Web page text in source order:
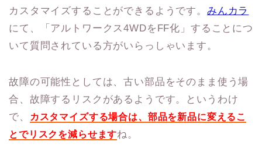
カスタマイズすることができるようです。 みんカラ
にて、「アルトワークス4WDをFF化」することにつ
いて質問されている方がいらっしゃいます。
故障の可能性としては、古い部品をそのまま使う場
合、故障するリスクがあるようです。というわけ
で、
カスタマイズする場合は、部品を新品に変えるこ
とでリスクを減らせますね。